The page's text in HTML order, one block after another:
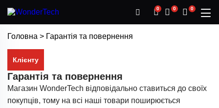
0 0 0
Головна > Гарантія та повернення
Клієнту
Гарантія та повернення
Магазин WonderTech відповідально ставиться до своїх
покупців, тому на всі наші товари поширюється